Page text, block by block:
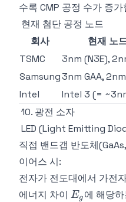
수록 CMP 공정 수가 증가
현재 첨단 공정 노드
회사
현재 노
TSMC
3nm (N3E),
Samsung3nm GAA, 2nm
Intel
Intel 3 (=
10. 광전 소자
LED (Light Emitting
직접 밴드갭 반도체
이어스 시:
전자가 전도대에서 가전
에너지 차이 E_g
Eg 에 해당